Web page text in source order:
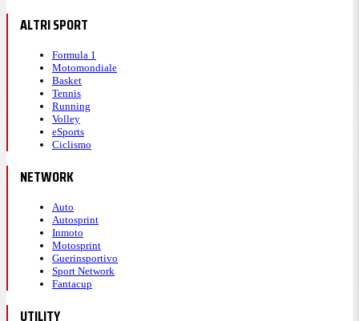
ALTRI SPORT
Formula 1
Motomondiale
Basket
Tennis
Running
Volley
eSports
Ciclismo
NETWORK
Auto
Autosprint
Inmoto
Motosprint
Guerinsportivo
Sport Network
Fantacup
UTILITY